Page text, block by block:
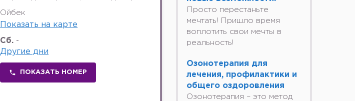
Ойбек
Показать на карте
Сб. -
Другие дни
ПОКАЗАТЬ НОМЕР
Просто перестаньте
мечтать! Пришло время
воплотить свои мечты в
реальность!
Озонотерапия для
лечения, профилактики и
общего оздоровления
Озонотерапия – это метод